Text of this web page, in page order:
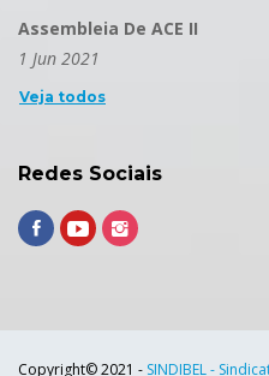
Assembleia De ACE II
1 Jun 2021
Veja todos
Redes Sociais
Copyright© 2021 - SINDIBEL -